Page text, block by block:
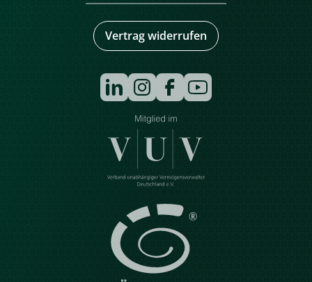
Vertrag widerrufen
Navigation
überspringen